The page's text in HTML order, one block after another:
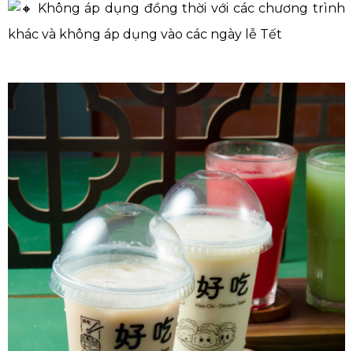
Không áp dụng đồng thời với các chương trình
khác và không áp dụng vào các ngày lễ Tết